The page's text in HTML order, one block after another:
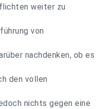
weiter zu
von
nachdenken, ob es
den vollen
nichts gegen eine